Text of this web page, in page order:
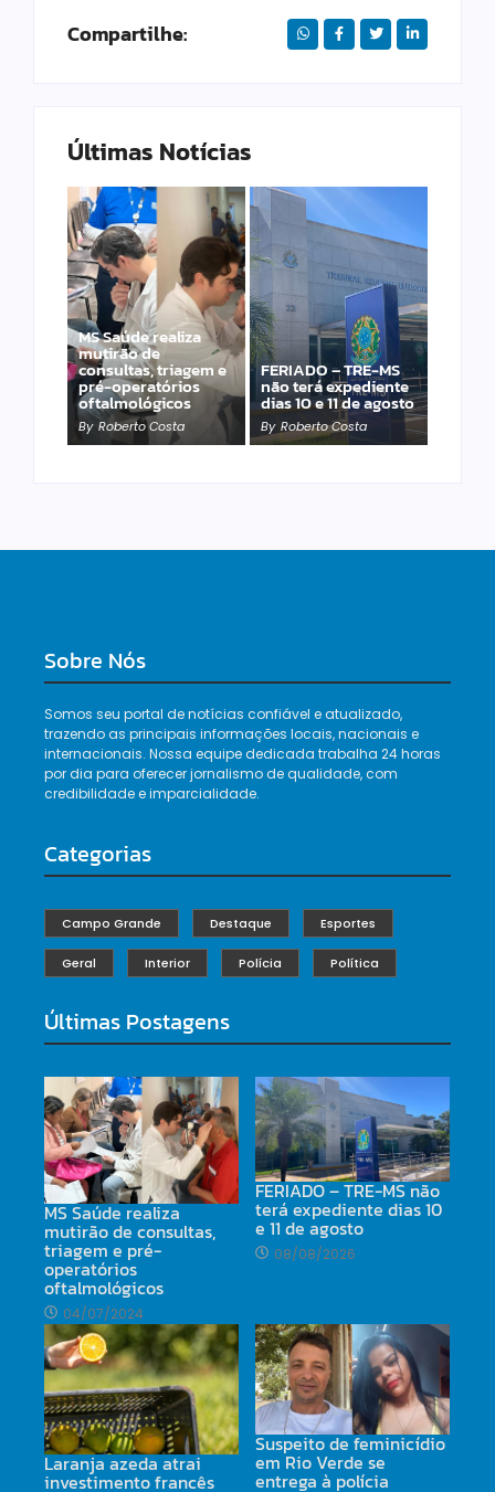
Compartilhe:
Últimas Notícias
MS Saúde realiza
mutirão de
consultas, triagem e
pré-operatórios
oftalmológicos
By Roberto Costa
FERIADO – TRE-MS
não terá expediente
dias 10 e 11 de agosto
By Roberto Costa
Laranja azeda atrai
investimento
francês para
produção de óleos
essenciais
By Roberto Costa
Sobre Nós
Somos seu portal de notícias confiável e atualizado,
trazendo as principais informações locais, nacionais e
internacionais. Nossa equipe dedicada trabalha 24 horas
por dia para oferecer jornalismo de qualidade, com
credibilidade e imparcialidade.
Categorias
Campo Grande Destaque Esportes
Geral Interior Polícia Política
Últimas Postagens
MS Saúde realiza
mutirão de consultas,
triagem e pré-
operatórios
oftalmológicos
04/07/2024
FERIADO – TRE-MS não
terá expediente dias 10
e 11 de agosto
08/08/2026
Laranja azeda atrai
investimento francês
Suspeito de feminicídio
em Rio Verde se
entrega à polícia